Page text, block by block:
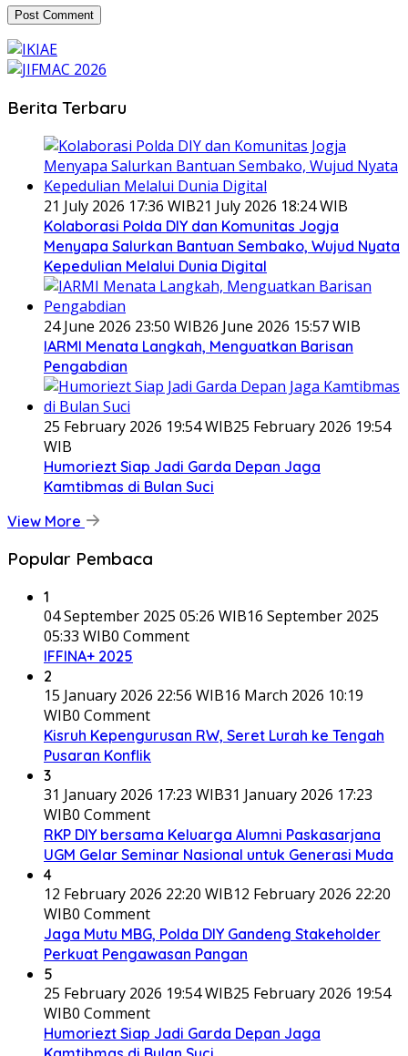
Berita Terbaru
21 July 2026 17:36 WIB21 July 2026 18:24 WIB
Kolaborasi Polda DIY dan Komunitas Jogja
Menyapa Salurkan Bantuan Sembako, Wujud Nyata
Kepedulian Melalui Dunia Digital
24 June 2026 23:50 WIB26 June 2026 15:57 WIB
IARMI Menata Langkah, Menguatkan Barisan
Pengabdian
25 February 2026 19:54 WIB25 February 2026 19:54
WIB
Humoriezt Siap Jadi Garda Depan Jaga
Kamtibmas di Bulan Suci
View More
Popular Pembaca
1
04 September 2025 05:26 WIB16 September 2025
05:33 WIB0 Comment
IFFINA+ 2025
2
15 January 2026 22:56 WIB16 March 2026 10:19
WIB0 Comment
Kisruh Kepengurusan RW, Seret Lurah ke Tengah
Pusaran Konflik
3
31 January 2026 17:23 WIB31 January 2026 17:23
WIB0 Comment
RKP DIY bersama Keluarga Alumni Paskasarjana
UGM Gelar Seminar Nasional untuk Generasi Muda
4
12 February 2026 22:20 WIB12 February 2026 22:20
WIB0 Comment
Jaga Mutu MBG, Polda DIY Gandeng Stakeholder
Perkuat Pengawasan Pangan
5
25 February 2026 19:54 WIB25 February 2026 19:54
WIB0 Comment
Humoriezt Siap Jadi Garda Depan Jaga